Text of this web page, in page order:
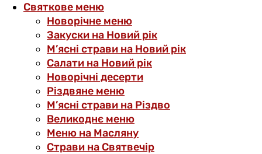
Святкове меню
Новорічне меню
Закуски на Новий рік
М’ясні страви на Новий рік
Салати на Новий рік
Новорічні десерти
Різдвяне меню
М’ясні страви на Різдво
Великоднє меню
Меню на Масляну
Страви на Святвечір